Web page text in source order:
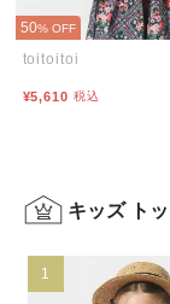
50% OFF
toitoitoi
¥5,610 税込
キッズ ト
1